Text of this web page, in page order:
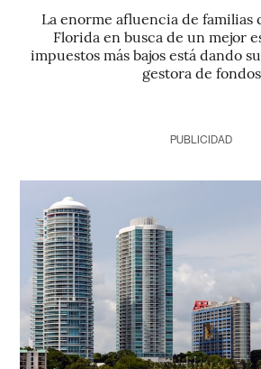
La enorme afluencia de familias
Florida en busca de un mejor
impuestos más bajos está dando
gestora de fondos
PUBLICIDAD